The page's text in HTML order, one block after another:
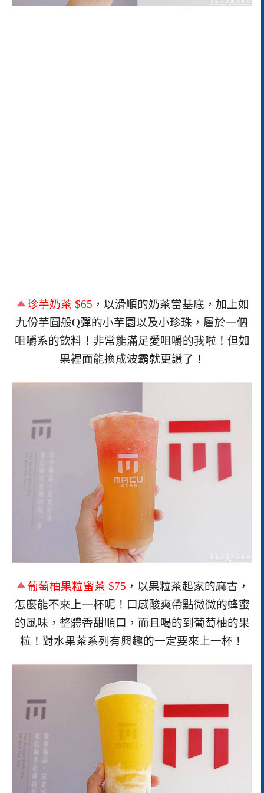
珍芋奶茶 $65 ，以滑順的奶茶當基底，加上如
九份芋圓般Q彈的小芋園以及小珍珠，屬於一個
咀嚼系的飲料！非常能滿足愛咀嚼的我啦！但如
果裡面能換成波霸就更讚了！
葡萄柚果粒蜜茶 $75 ，以果粒茶起家的麻古，
怎麼能不來上一杯呢！口感酸爽帶點微微的蜂蜜
的風味，整體香甜順口，而且喝的到葡萄柚的果
粒！對水果茶系列有興趣的一定要來上一杯！